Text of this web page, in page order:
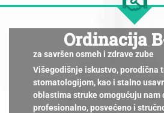
Ordinacija
za savršen osmeh i zdrave zube
Višegodišnje iskustvo, porodična
stomatologijom, kao i stalno
oblastima struke omogućuju nam
profesionalno, posvećeno i